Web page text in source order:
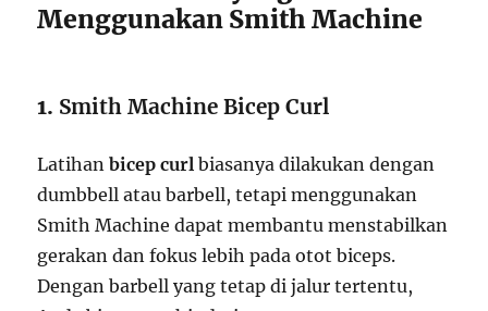
Menggunakan Smith Machine
1. Smith Machine Bicep Curl
Latihanbicep curl biasanya dilakukan dengan
dumbbell atau barbell, tetapi menggunakan
Smith Machine dapat membantu menstabilkan
gerakan dan fokus lebih pada otot biceps.
Dengan barbell yang tetap di jalur tertentu,